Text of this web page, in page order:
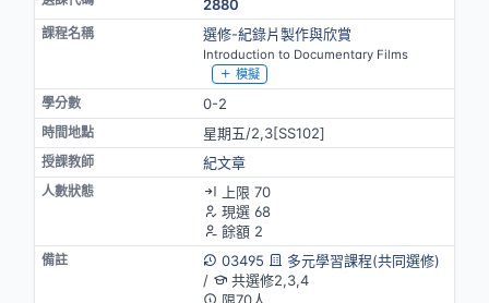
2880
選修-紀錄片製作與欣賞
Introduction to Documentary Films
模擬
0-2
星期五/2,3[SS102]
紀文章
上限 70
現選 68
餘額 2
03495
多元學習課程(共同選修)
/
共選修2,3,4